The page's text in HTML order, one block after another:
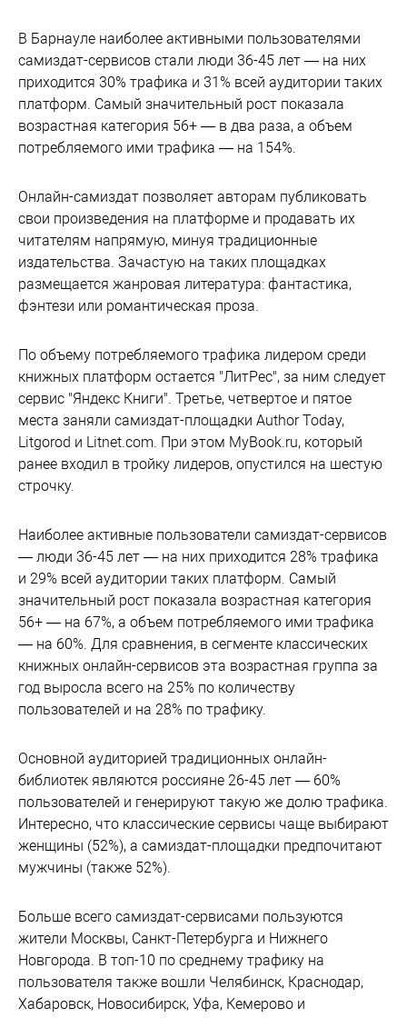
В Барнауле наиболее активными пользователями
самиздат-сервисов стали люди 36-45 лет — на них
приходится 30% трафика и 31% всей аудитории таких
платформ. Самый значительный рост показала
возрастная категория 56+ — в два раза, а объем
потребляемого ими трафика — на 154%.
Онлайн-самиздат позволяет авторам публиковать
свои произведения на платформе и продавать их
читателям напрямую, минуя традиционные
издательства. Зачастую на таких площадках
размещается жанровая литература: фантастика,
фэнтези или романтическая проза.
По объему потребляемого трафика лидером среди
книжных платформ остается "ЛитРес", за ним следует
сервис "Яндекс Книги". Третье, четвертое и пятое
места заняли самиздат-площадки Author Today,
Litgorod и Litnet.com. При этом MyBook.ru, который
ранее входил в тройку лидеров, опустился на шестую
строчку.
Наиболее активные пользователи самиздат-сервисов
— люди 36-45 лет — на них приходится 28% трафика
и 29% всей аудитории таких платформ. Самый
значительный рост показала возрастная категория
56+ — на 67%, а объем потребляемого ими трафика
— на 60%. Для сравнения, в сегменте классических
книжных онлайн-сервисов эта возрастная группа за
год выросла всего на 25% по количеству
пользователей и на 28% по трафику.
Основной аудиторией традиционных онлайн-
библиотек являются россияне 26-45 лет — 60%
пользователей и генерируют такую же долю трафика.
Интересно, что классические сервисы чаще выбирают
женщины (52%), а самиздат-площадки предпочитают
мужчины (также 52%).
Больше всего самиздат-сервисами пользуются
жители Москвы, Санкт-Петербурга и Нижнего
Новгорода. В топ-10 по среднему трафику на
пользователя также вошли Челябинск, Краснодар,
Хабаровск, Новосибирск, Уфа, Кемерово и